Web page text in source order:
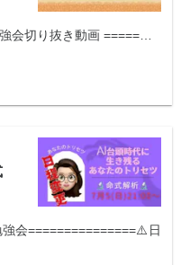
会切り抜き動画 =====…
会===============⚠️日